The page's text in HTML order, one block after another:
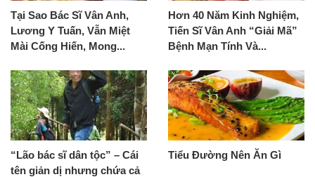
Tại Sao Bác Sĩ Vân Anh,
Lương Y Tuấn, Vẫn Miệt
Mài Cống Hiến, Mong...
Hơn 40 Năm Kinh Nghiệm,
Tiến Sĩ Vân Anh “Giải Mã”
Bệnh Mạn Tính Và...
“Lão bác sĩ dân tộc” – Cái
tên giản dị nhưng chứa cả
Tiểu Đường Nên Ăn Gì